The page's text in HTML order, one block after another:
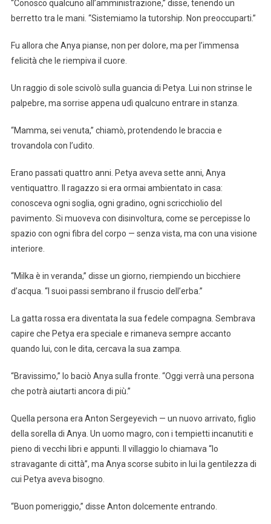
“Conosco qualcuno all’amministrazione,” disse, tenendo un
berretto tra le mani. “Sistemiamo la tutorship. Non preoccuparti.”
Fu allora che Anya pianse, non per dolore, ma per l’immensa
felicità che le riempiva il cuore.
Un raggio di sole scivolò sulla guancia di Petya. Lui non strinse le
palpebre, ma sorrise appena udì qualcuno entrare in stanza.
“Mamma, sei venuta,” chiamò, protendendo le braccia e
trovandola con l’udito.
Erano passati quattro anni. Petya aveva sette anni, Anya
ventiquattro. Il ragazzo si era ormai ambientato in casa:
conosceva ogni soglia, ogni gradino, ogni scricchiolio del
pavimento. Si muoveva con disinvoltura, come se percepisse lo
spazio con ogni fibra del corpo — senza vista, ma con una visione
interiore.
“Milka è in veranda,” disse un giorno, riempiendo un bicchiere
d’acqua. “I suoi passi sembrano il fruscio dell’erba.”
La gatta rossa era diventata la sua fedele compagna. Sembrava
capire che Petya era speciale e rimaneva sempre accanto
quando lui, con le dita, cercava la sua zampa.
“Bravissimo,” lo baciò Anya sulla fronte. “Oggi verrà una persona
che potrà aiutarti ancora di più.”
Quella persona era Anton Sergeyevich — un nuovo arrivato, figlio
della sorella di Anya. Un uomo magro, con i tempietti incanutiti e
pieno di vecchi libri e appunti. Il villaggio lo chiamava “lo
stravagante di città”, ma Anya scorse subito in lui la gentilezza di
cui Petya aveva bisogno.
“Buon pomeriggio,” disse Anton dolcemente entrando.